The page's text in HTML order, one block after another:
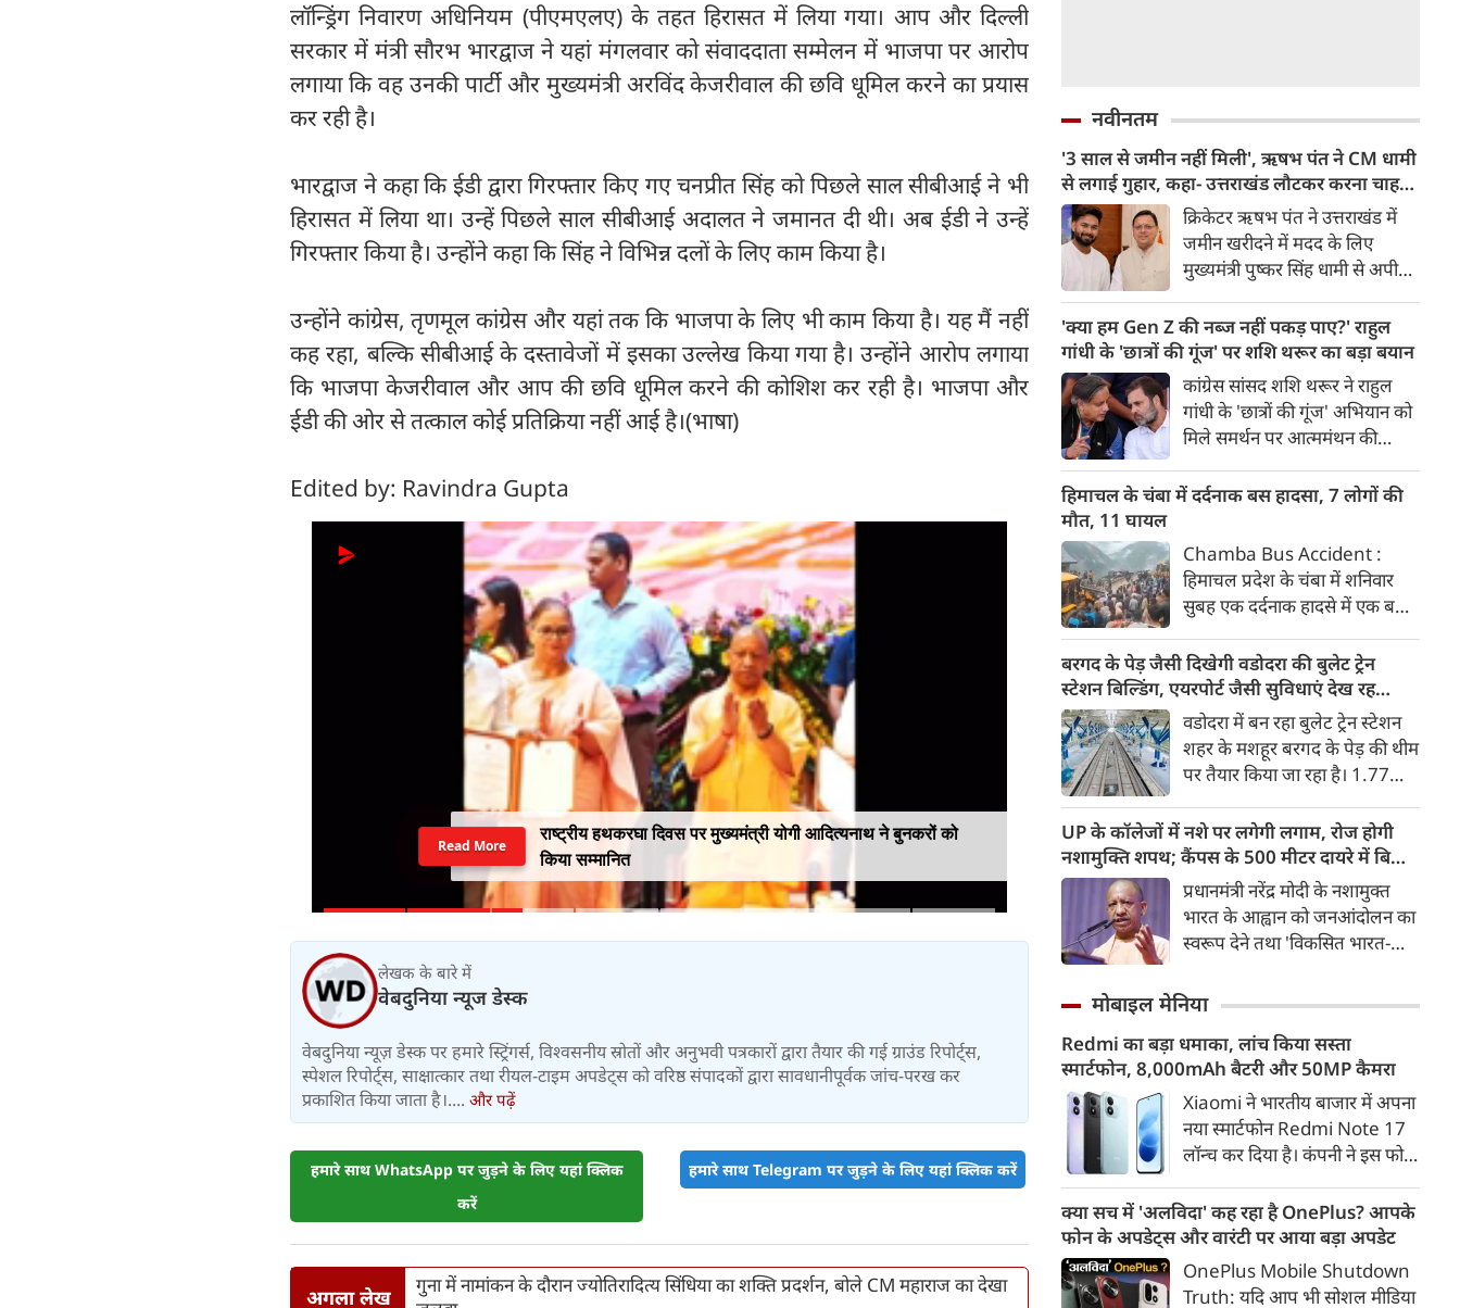
लॉन्ड्रिंग निवारण अधिनियम (पीएमएलए) के तहत हिरासत में लिया गया। आप और दिल्ली
सरकार में मंत्री सौरभ भारद्वाज ने यहां मंगलवार को संवाददाता सम्मेलन में भाजपा पर आरोप
लगाया कि वह उनकी पार्टी और मुख्यमंत्री अरविंद केजरीवाल की छवि धूमिल करने का प्रयास
कर रही है।
भारद्वाज ने कहा कि ईडी द्वारा गिरफ्तार किए गए चनप्रीत सिंह को पिछले साल सीबीआई ने भी
हिरासत में लिया था। उन्हें पिछले साल सीबीआई अदालत ने जमानत दी थी। अब ईडी ने उन्हें
गिरफ्तार किया है। उन्होंने कहा कि सिंह ने विभिन्न दलों के लिए काम किया है।
उन्होंने कांग्रेस, तृणमूल कांग्रेस और यहां तक कि भाजपा के लिए भी काम किया है। यह मैं नहीं
कह रहा, बल्कि सीबीआई के दस्तावेजों में इसका उल्लेख किया गया है। उन्होंने आरोप लगाया
कि भाजपा केजरीवाल और आप की छवि धूमिल करने की कोशिश कर रही है। भाजपा और
ईडी की ओर से तत्काल कोई प्रतिक्रिया नहीं आई है।(भाषा)
Edited by: Ravindra Gupta
राष्ट्रीय हथकरघा दिवस पर मुख्यमंत्री योगी आदित्यनाथ ने बुनकरों को
किया सम्मानित
Read More
लेखक के बारे में
वेबदुनिया न्यूज डेस्क
वेबदुनिया न्यूज़ डेस्क पर हमारे स्ट्रिंगर्स, विश्वसनीय स्रोतों और अनुभवी पत्रकारों द्वारा तैयार की गई ग्राउंड रिपोर्ट्स,
स्पेशल रिपोर्ट्स, साक्षात्कार तथा रीयल-टाइम अपडेट्स को वरिष्ठ संपादकों द्वारा सावधानीपूर्वक जांच-परख कर
प्रकाशित किया जाता है।.... और पढ़ें
हमारे साथ WhatsApp पर जुड़ने के लिए यहां क्लिक
करें
हमारे साथ Telegram पर जुड़ने के लिए यहां क्लिक करें
अगला लेख
गुना में नामांकन के दौरान ज्योतिरादित्य सिंधिया का शक्ति प्रदर्शन, बोले CM महाराज का देखा
नवीनतम
'3 साल से जमीन नहीं मिली', ऋषभ पंत ने CM धामी
से लगाई गुहार, कहा- उत्तराखंड लौटकर करना चाहता
हूं काम
क्रिकेटर ऋषभ पंत ने उत्तराखंड में
जमीन खरीदने में मदद के लिए
मुख्यमंत्री पुष्कर सिंह धामी से अपील
उत्तराखंड शिफ्ट होना चाहते हैं और
पिछले तीन साल से जमीन की तलाश
कर रहे हैं। सीएम धामी ने अधिकारियों
को मामले में जरूरी कार्रवाई के निर्देश
दिए हैं।
'क्या हम Gen Z की नब्ज नहीं पकड़ पाए?' राहुल
गांधी के 'छात्रों की गूंज' पर शशि थरूर का बड़ा बयान
कांग्रेस सांसद शशि थरूर ने राहुल
गांधी के 'छात्रों की गूंज' अभियान को
मिले समर्थन पर आत्ममंथन की
कि क्या कांग्रेस Gen Z और छात्रों
हिमाचल के चंबा में दर्दनाक बस हादसा, 7 लोगों की
मौत, 11 घायल
Chamba Bus Accident :
हिमाचल प्रदेश के चंबा में शनिवार
सुबह एक दर्दनाक हादसे में एक बस
हादसे में 7 लोगों की मौत हो गई और
11 अन्य घायल हो गए। घायलों को
अस्पताल में भर्ती कराया गया है।
बरगद के पेड़ जैसी दिखेगी वडोदरा की बुलेट ट्रेन
स्टेशन बिल्डिंग, एयरपोर्ट जैसी सुविधाएं देख रह
जाएंगे दंग
वडोदरा में बन रहा बुलेट ट्रेन स्टेशन
शहर के मशहूर बरगद के पेड़ की थीम
पर तैयार किया जा रहा है। 1.77
एयरपोर्ट जैसी आधुनिक सुविधाएं
होंगी। मुंबई-अहमदाबाद यात्रा महज
2 घंटे 15 मिनट में पूरी होगी।
UP के कॉलेजों में नशे पर लगेगी लगाम, रोज होगी
नशामुक्ति शपथ; कैंपस के 500 मीटर दायरे में बिक्री
पर सख्ती
प्रधानमंत्री नरेंद्र मोदी के नशामुक्त
भारत के आह्वान को जनआंदोलन का
स्वरूप देने तथा 'विकसित भारत-
साकार करने के उद्देश्य से योगी
व्यापक नशामुक्ति अभियान
चलाएगी। विधानसभा परिसर में उच्च
शिक्षा मंत्री योगेंद्र उपाध्याय की
अध्यक्षता में प्रदेश के सभी राजकीय
विश्वविद्यालयों के कुलसचिवों एवं
आयोजित की गई।
मोबाइल मेनिया
Redmi का बड़ा धमाका, लांच किया सस्ता
स्मार्टफोन, 8,000mAh बैटरी और 50MP कैमरा
Xiaomi ने भारतीय बाजार में अपना
नया स्मार्टफोन Redmi Note 17
लॉन्च कर दिया है। कंपनी ने इस फोन
डिस्प्ले, 8,000mAh की बड़ी बैटरी
और Qualcomm Snapdragon
चिपसेट के साथ पेश किया है। फोन में
50MP का मेन कैमरा दिया गया है।
क्या सच में 'अलविदा' कह रहा है OnePlus? आपके
फोन के अपडेट्स और वारंटी पर आया बड़ा अपडेट
OnePlus Mobile Shutdown
Truth: यदि आप भी सोशल मीडिया